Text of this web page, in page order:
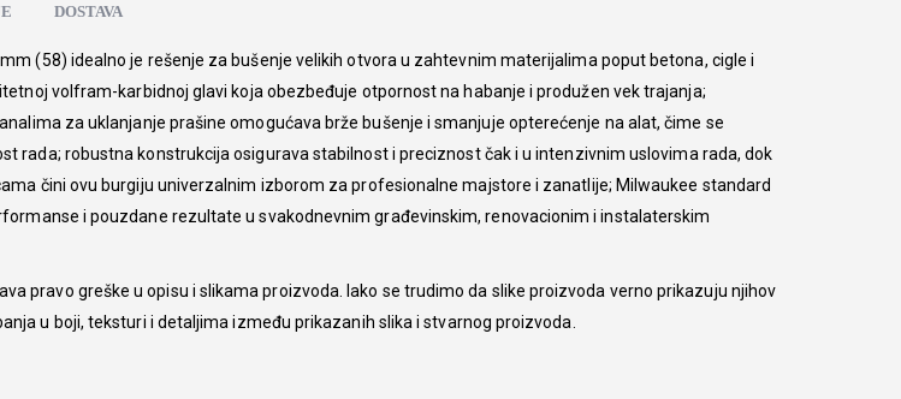
DOSTAVA
(58) idealno je rešenje za bušenje velikih otvora u zahtevnim materijalima poput betona, cigle i
volfram-karbidnoj glavi koja obezbeđuje otpornost na habanje i produžen vek trajanja;
za uklanjanje prašine omogućava brže bušenje i smanjuje opterećenje na alat, čime se
rada; robustna konstrukcija osigurava stabilnost i preciznost čak i u intenzivnim uslovima rada, dok
čini ovu burgiju univerzalnim izborom za profesionalne majstore i zanatlije; Milwaukee standard
i pouzdane rezultate u svakodnevnim građevinskim, renovacionim i instalaterskim
pravo greške u opisu i slikama proizvoda. Iako se trudimo da slike proizvoda verno prikazuju njihov
u boji, teksturi i detaljima između prikazanih slika i stvarnog proizvoda.